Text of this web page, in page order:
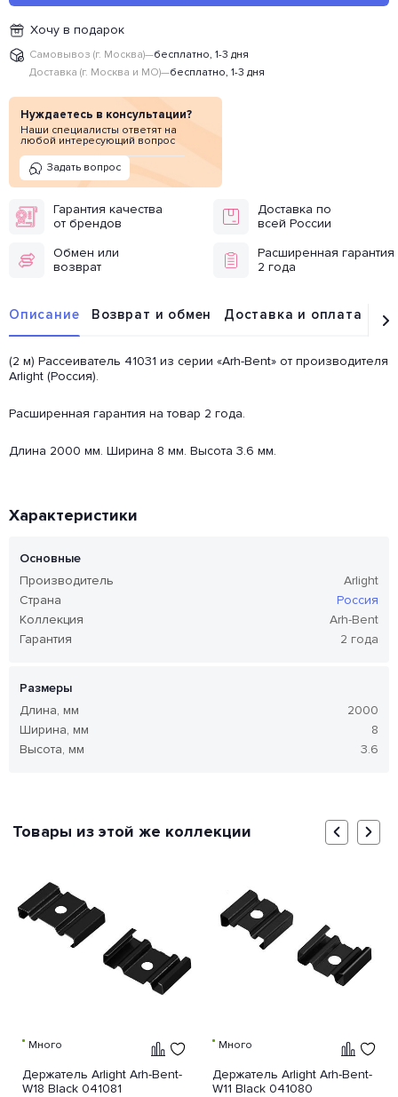
Хочу в подарок
Самовывоз (г. Москва)—бесплатно, 1-3 дня
Доставка (г. Москва и МО)—бесплатно, 1-3 дня
Нуждаетесь в консультации?
Наши специалисты ответят на
любой интересующий вопрос
Задать вопрос
Гарантия качества
от брендов
Доставка по
всей России
Обмен или
возврат
Расширенная гарантия
2 года
Описание Возврат и обмен Доставка и оплата
(2 м) Рассеиватель 41031 из серии «Arh-Bent» от производителя
Arlight (Россия).
Расширенная гарантия на товар 2 года.
Длина 2000 мм. Ширина 8 мм. Высота 3.6 мм.
Характеристики
Основные
Производитель
Arlight
Страна
Россия
Коллекция
Arh-Bent
Гарантия
2 года
Размеры
Длина, мм
2000
Ширина, мм
8
Высота, мм
3.6
Товары из этой же коллекции
Много
Держатель Arlight Arh-Bent-
W18 Black 041081
Много
Держатель Arlight Arh-Bent-
W11 Black 041080